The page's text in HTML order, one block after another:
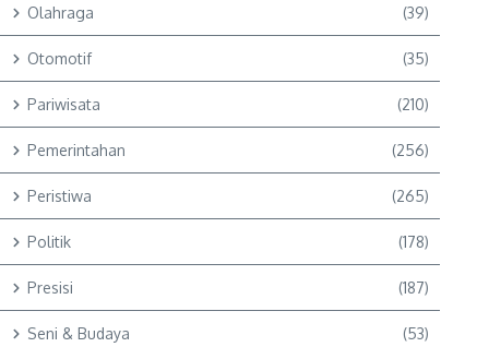
Olahraga (39)
Otomotif (35)
Pariwisata (210)
Pemerintahan (256)
Peristiwa (265)
Politik (178)
Presisi (187)
Seni & Budaya (53)